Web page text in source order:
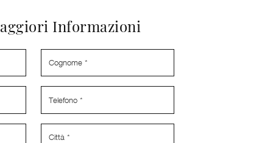
Informazioni